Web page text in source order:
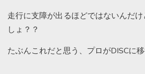
走行に支障が出るほどではないんだ
しょ？？
たぶんこれだと思う、プロがDISCに移